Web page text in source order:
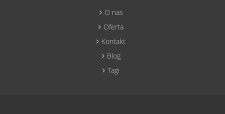
O nas
Oferta
Kontakt
Blog
Tagi